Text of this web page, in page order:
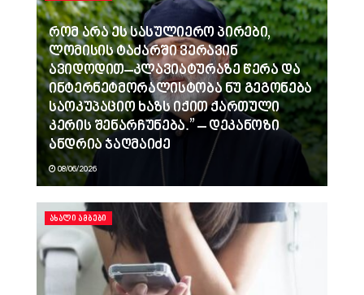
რომ არა ეს სასულიერო პირები,
ლომისის ტაძარში ვერავინ
ავიდოდით–კლავიატურაზე წერა და
ინტერნეტმორალისტობა ნუ გეგონება
საოკუპაციო ხაზს იქით ქართული
კერის შენარჩუნება.” – დეკანოზი
ანდრია ჯაღმაიძე
08/06/2026
ᲐᲮᲐᲚᲘ ᲐᲛᲑᲔᲑᲘ